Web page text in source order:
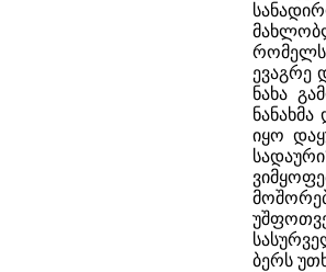
ევაგრე
ნახა
იყო
ბერს